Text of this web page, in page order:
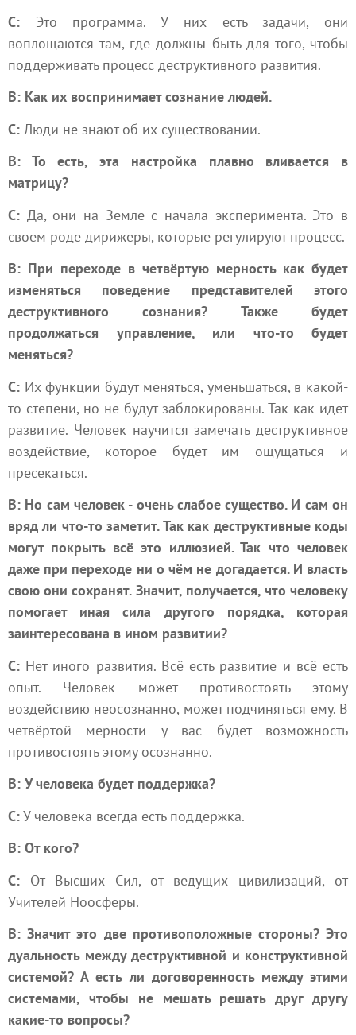
С: Это программа. У них есть задачи, они
воплощаются там, где должны быть для того, чтобы
поддерживать процесс деструктивного развития.
В: Как их воспринимает сознание людей.
С: Люди не знают об их существовании.
В: То есть, эта настройка плавно вливается в
матрицу?
С: Да, они на Земле с начала эксперимента. Это в
своем роде дирижеры, которые регулируют процесс.
В: При переходе в четвёртую мерностькак будет
изменяться поведение представителей этого
деструктивного сознания? Также будет
продолжаться управление, или что-то будет
меняться?
С: Их функции будут меняться, уменьшаться, в какой-
то степени, но не будут заблокированы. Так как идет
развитие. Человек научится замечать деструктивное
воздействие, которое будет им ощущаться и
пресекаться.
В: Но сам человек - очень слабое существо. И сам он
вряд ли что-то заметит. Так как деструктивные коды
могут покрыть всё это иллюзией. Так что человек
даже при переходе ни о чём не догадается. И власть
свою они сохранят. Значит, получается, что человеку
помогает иная сила другого порядка, которая
заинтересована в ином развитии?
С: Нет иного развития. Всё есть развитие и всё есть
опыт. Человек может противостоять этому
воздействию неосознанно, может подчиняться ему. В
четвёртой мерности у вас будет возможность
противостоять этому осознанно.
В: У человека будет поддержка?
С:У человека всегда есть поддержка.
В: От кого?
С: От Высших Сил, от ведущих цивилизаций, от
Учителей Ноосферы.
В: Значит это две противоположные стороны? Это
дуальность между деструктивной и конструктивной
системой? А есть ли договоренность между этими
системами, чтобы не мешать решать друг другу
какие-то вопросы?